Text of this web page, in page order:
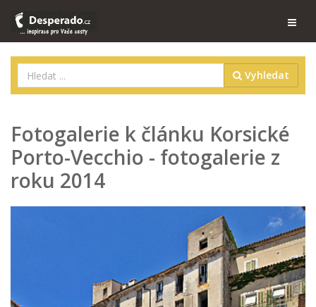
Vyhledat
Fotogalerie k článku Korsické
Porto-Vecchio - fotogalerie z
roku 2014